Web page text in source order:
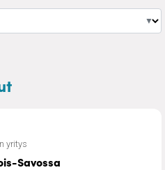
▼
Pohjois-
yritys
Savossa